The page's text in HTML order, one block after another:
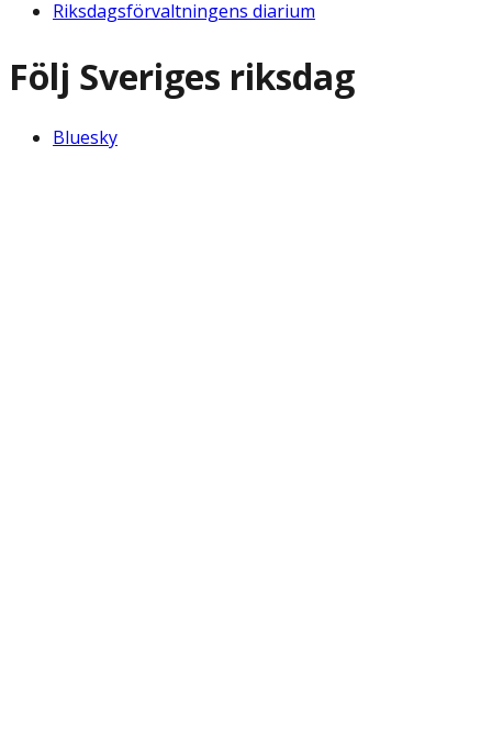
Riksdagsförvaltningens diarium
Följ Sveriges riksdag
Bluesky